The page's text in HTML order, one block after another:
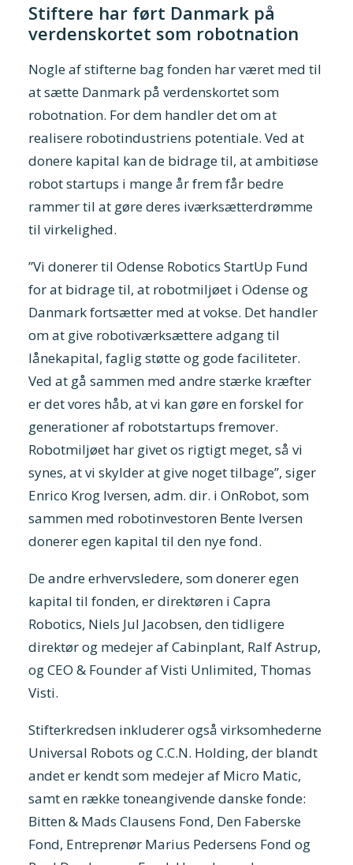
Stiftere har ført Danmark på
verdenskortet som robotnation
Nogle af stifterne bag fonden har været med til
at sætte Danmark på verdenskortet som
robotnation. For dem handler det om at
realisere robotindustriens potentiale. Ved at
donere kapital kan de bidrage til, at ambitiøse
robot startups i mange år frem får bedre
rammer til at gøre deres iværksætterdrømme
til virkelighed.
”Vi donerer til Odense Robotics StartUp Fund
for at bidrage til, at robotmiljøet i Odense og
Danmark fortsætter med at vokse. Det handler
om at give robotiværksættere adgang til
lånekapital, faglig støtte og gode faciliteter.
Ved at gå sammen med andre stærke kræfter
er det vores håb, at vi kan gøre en forskel for
generationer af robotstartups fremover.
Robotmiljøet har givet os rigtigt meget, så vi
synes, at vi skylder at give noget tilbage”, siger
Enrico Krog Iversen, adm. dir. i OnRobot, som
sammen med robotinvestoren Bente Iversen
donerer egen kapital til den nye fond.
De andre erhvervsledere, som donerer egen
kapital til fonden, er direktøren i Capra
Robotics, Niels Jul Jacobsen, den tidligere
direktør og medejer af Cabinplant, Ralf Astrup,
og CEO & Founder af Visti Unlimited, Thomas
Visti.
Stifterkredsen inkluderer også virksomhederne
Universal Robots og C.C.N. Holding, der blandt
andet er kendt som medejer af Micro Matic,
samt en række toneangivende danske fonde:
Bitten & Mads Clausens Fond, Den Faberske
Fond, Entreprenør Marius Pedersens Fond og